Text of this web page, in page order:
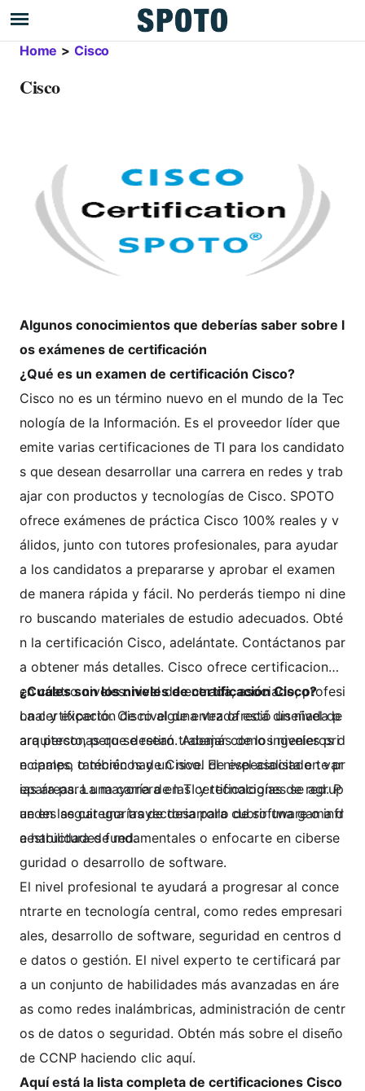
Home > Cisco
Cisco
Algunos conocimientos que deberías saber sobre l
os exámenes de certificación
¿Qué es un examen de certificación Cisco?
Cisco no es un término nuevo en el mundo de la Tec
nología de la Información. Es el proveedor líder que
emite varias certificaciones de TI para los candidato
s que desean desarrollar una carrera en redes y trab
ajar con productos y tecnologías de Cisco. SPOTO
ofrece exámenes de práctica Cisco 100% reales y v
álidos, junto con tutores profesionales, para ayudar
a los candidatos a prepararse y aprobar el examen
de manera rápida y fácil. No perderás tiempo ni dine
ro buscando materiales de estudio adecuados. Obté
n la certificación Cisco, adelántate. Contáctanos par
a obtener más detalles. Cisco ofrece certificaciones
en cuatro niveles: nivel de entrada, asociado, profesi
onal y experto. Cisco alguna vez ofreció un nivel de
arquitecto, pero se retiró. Además de los niveles pri
ncipales, también hay un nivel de especialista en var
ias áreas. La mayoría de las certificaciones se agrup
an en las categorías de desarrollo de software o infr
aestructura de red.
¿Cuáles son los niveles de certificación Cisco?
La certificación de nivel de entrada está diseñada p
ara personas que desean trabajar como ingenieros d
e campo o técnicos de Cisco. El nivel asociado te pr
epara para una carrera en TI y tecnologías de red. P
uedes seguir una trayectoria para cubrir una gama d
e habilidades fundamentales o enfocarte en ciberse
guridad o desarrollo de software.
El nivel profesional te ayudará a progresar al conce
ntrarte en tecnología central, como redes empresari
ales, desarrollo de software, seguridad en centros d
e datos o gestión. El nivel experto te certificará par
a un conjunto de habilidades más avanzadas en áre
as como redes inalámbricas, administración de centr
os de datos o seguridad. Obtén más sobre el diseño
de CCNP haciendo clic aquí.
Aquí está la lista completa de certificaciones Cisco